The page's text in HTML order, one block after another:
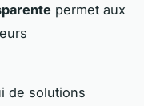
permet aux
de solutions